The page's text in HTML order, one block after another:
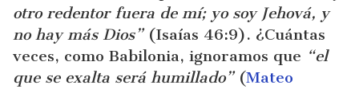
otro redentor fuera de mí; yo soy Jehová, y
no hay más Dios”(Isaías 46:9). ¿Cuántas
veces, como Babilonia, ignoramos que “el
que se exalta será humillado”(Mateo